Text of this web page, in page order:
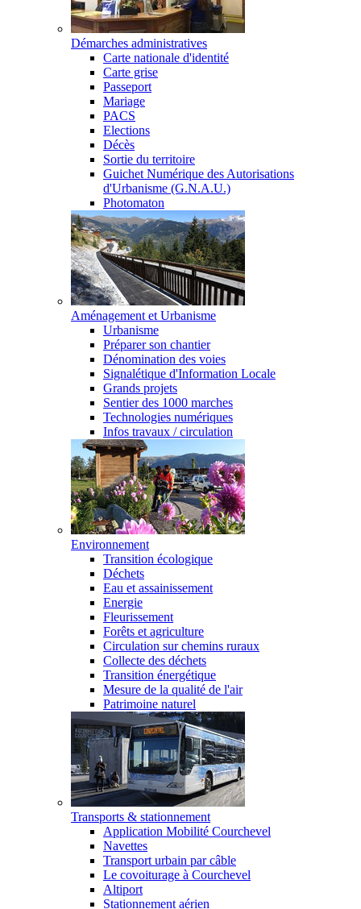
Démarches administratives
Carte nationale d'identité
Carte grise
Passeport
Mariage
PACS
Elections
Décès
Sortie du territoire
Guichet Numérique des Autorisations
d'Urbanisme (G.N.A.U.)
Photomaton
Aménagement et Urbanisme
Urbanisme
Préparer son chantier
Dénomination des voies
Signalétique d'Information Locale
Grands projets
Sentier des 1000 marches
Technologies numériques
Infos travaux / circulation
Environnement
Transition écologique
Déchets
Eau et assainissement
Energie
Fleurissement
Forêts et agriculture
Circulation sur chemins ruraux
Collecte des déchets
Transition énergétique
Mesure de la qualité de l'air
Patrimoine naturel
Transports & stationnement
Application Mobilité Courchevel
Navettes
Transport urbain par câble
Le covoiturage à Courchevel
Altiport
Stationnement aérien